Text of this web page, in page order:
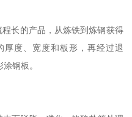
长的产品，从炼铁到炼钢获得
度、宽度和板形，再经过退
钢板。